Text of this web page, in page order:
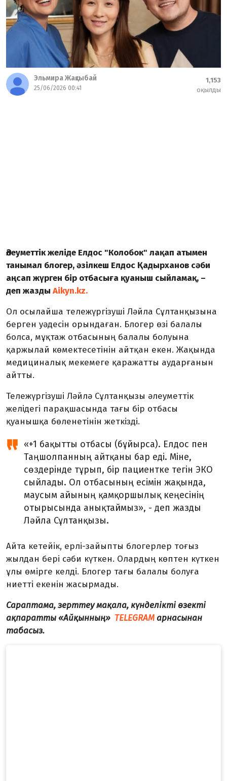
Эльмира Жақсыбай
25/06/2026 00:41
1,153
оқылды
Әлеуметтік желіде Елдос "Колобок" лақап атымен
танымал блогер, әзілкеш Елдос Қадырханов сәби
аңсап жүрген бір отбасыға қуаныш сыйламақ, –
деп жазды Aikyn.kz.
Ол осылайша тележүргізуші Ләйла Сұлтанқызына
берген уәдесін орындаған. Блогер өзі балалы
болса, мұқтаж отбасының балалы болуына
қаржылай көмектесетінін айтқан екен. Жақында
медициналық мекемеге қаражатты аударғанын
айтты.
Тележүргізуші Ләйлә Сұлтанқызы әлеуметтік
желідегі парақшасында тағы бір отбасы
қуанышқа бөленетінін жеткізді.
«+1 бақытты отбасы (бұйырса). Елдос пен
Таңшолпанның айтқаны бар еді. Міне,
сөздерінде тұрып, бір пациентке тегін ЭКО
сыйлады. Ол отбасының есімін жақында,
маусым айының қамқоршылық кеңесінің
отырысында анықтаймыз», - деп жазды
Ләйла Сұлтанқызы.
Айта кетейік, ерлі-зайыпты блогерлер тоғыз
жылдан бері сәби күткен. Олардың көптен күткен
ұлы өмірге келді. Блогер тағы балалы болуға
ниетті екенін жасырмады.
Сараптама, зерттеу мақала, күнделікті өзекті
ақпаратты «Айқынның» TELEGRAMарнасынан
табасыз.